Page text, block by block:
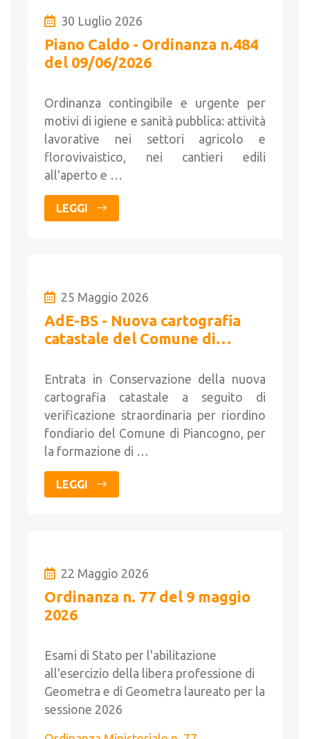
30 Luglio 2026
Piano Caldo - Ordinanza n.484
del 09/06/2026
Ordinanza contingibile e urgente per
motivi di igiene e sanità pubblica: attività
lavorative nei settori agricolo e
florovivaistico, nei cantieri edili
all'aperto e …
LEGGI
25 Maggio 2026
AdE-BS - Nuova cartografia
catastale del Comune di
Entrata in Conservazione della nuova
cartografia catastale a seguito di
verificazione straordinaria per riordino
fondiario del Comune di Piancogno, per
la formazione di …
LEGGI
22 Maggio 2026
Ordinanza n. 77 del 9 maggio
2026
Esami di Stato per l'abilitazione
all'esercizio della libera professione di
Geometra e di Geometra laureato per la
sessione 2026